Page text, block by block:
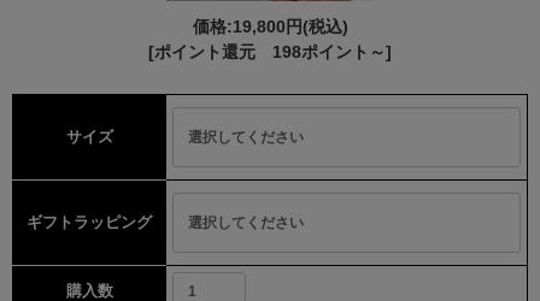
価格:19,800円(税込)
[ポイント還元 198ポイント～]
サイズ
ギフトラッピング
購入数